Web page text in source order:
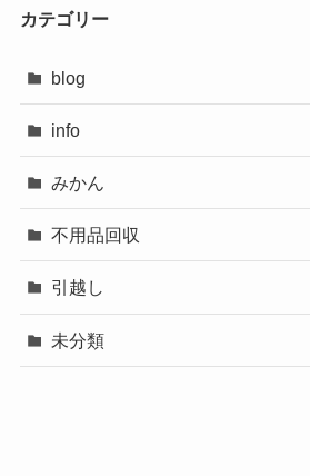
カテゴリー
blog
info
みかん
不用品回収
引越し
未分類